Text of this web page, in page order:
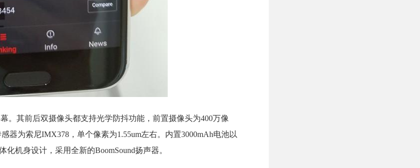
。其前后双摄像头都支持光学防抖功能，前置摄像头为400万像
器为索尼IMX378，单个像素为1.55um左右。内置3000mAh电池以
化机身设计，采用全新的BoomSound扬声器。